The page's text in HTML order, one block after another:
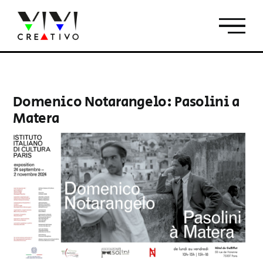
contenuto
Domenico Notarangelo: Pasolini a
Matera